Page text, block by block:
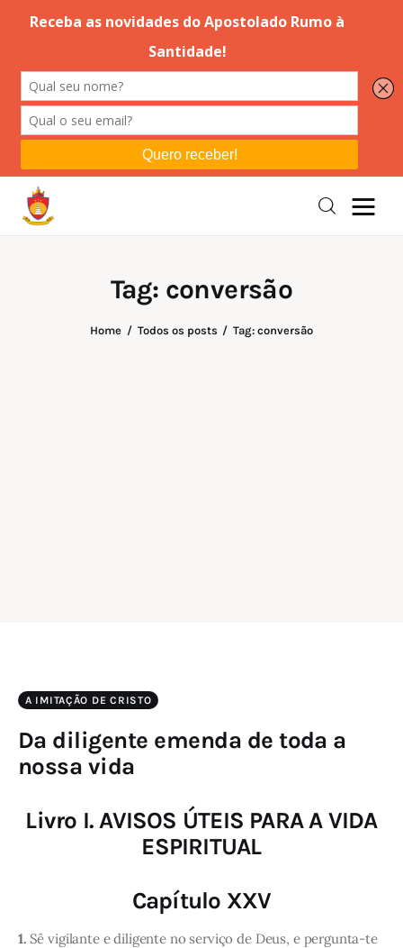
Tag: conversão
Home Todos os posts Tag: conversão
Editorial
Orações
A IMITAÇÃO DE CRISTO
Da diligente emenda de toda a
nossa vida
Livro I. AVISOS ÚTEIS PARA A VIDA
ESPIRITUAL
Capítulo XXV
1.Sê vigilante e diligente no serviço de Deus, e pergunta-te